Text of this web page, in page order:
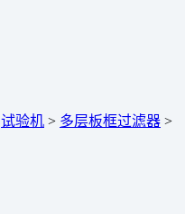
试验机 > 多层板框过滤器 >